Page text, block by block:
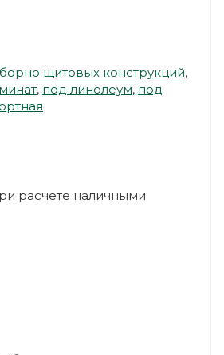
щитовых конструкций,
, под линолеум, под
расчете наличными